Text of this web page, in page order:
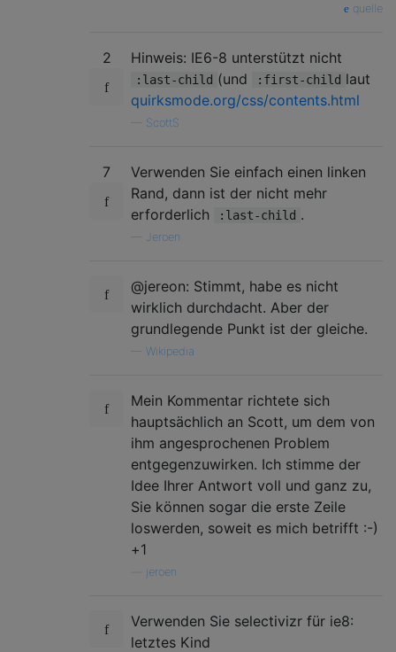
quelle
2 Hinweis: IE6-8 unterstützt nicht
:last-child (und :first-child laut
quirksmode.org/css/contents.html
ScottS
7
Verwenden Sie einfach einen linken
Rand, dann ist der nicht mehr
erforderlich
:last-child .
Jeroen
@jereon: Stimmt, habe es nicht
wirklich durchdacht. Aber der
grundlegende Punkt ist der gleiche.
Wikipedia
Mein Kommentar richtete sich
hauptsächlich an Scott, um dem von
ihm angesprochenen Problem
entgegenzuwirken. Ich stimme der
Idee Ihrer Antwort voll und ganz zu,
Sie können sogar die erste Zeile
loswerden, soweit es mich betrifft :-)
+1
jeroen
Verwenden Sie selectivizr für ie8:
letztes Kind